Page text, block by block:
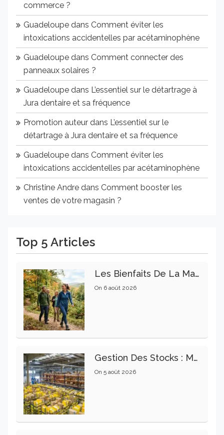
commerce ?
Guadeloupe dans Comment éviter les
intoxications accidentelles par acétaminophène
Guadeloupe dans Comment connecter des
panneaux solaires ?
Guadeloupe dans L’essentiel sur le détartrage à
Jura dentaire et sa fréquence
Promotion auteur dans L’essentiel sur le
détartrage à Jura dentaire et sa fréquence
Guadeloupe dans Comment éviter les
intoxications accidentelles par acétaminophène
Christine Andre dans Comment booster les
ventes de votre magasin ?
Top 5 Articles
Les Bienfaits De La Marche Sur La Santé Physique Et Mentale
On 6 août 2026
Gestion Des Stocks : Meilleures Pratiques Intralogistiques
On 5 août 2026